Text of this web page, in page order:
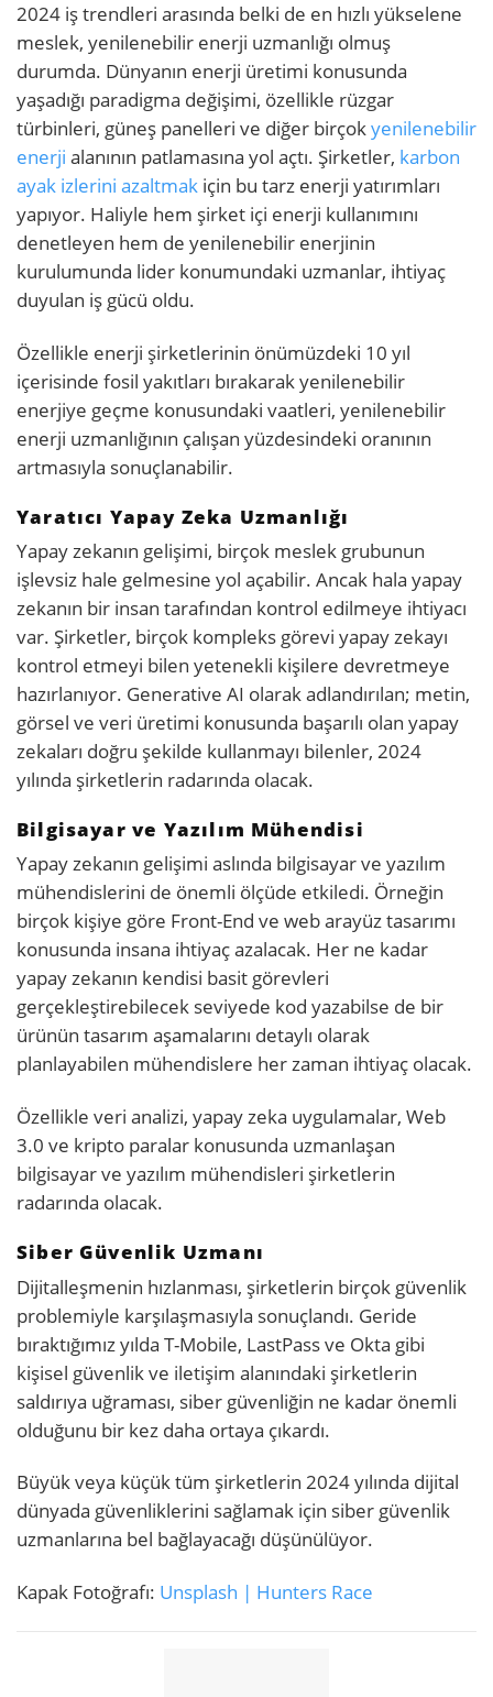
2024 iş trendleri arasında belki de en hızlı yükselene
meslek, yenilenebilir enerji uzmanlığı olmuş
durumda. Dünyanın enerji üretimi konusunda
yaşadığı paradigma değişimi, özellikle rüzgar
türbinleri, güneş panelleri ve diğer birçokyenilenebilir
enerji alanının patlamasına yol açtı. Şirketler, karbon
ayak izlerini azaltmak için bu tarz enerji yatırımları
yapıyor. Haliyle hem şirket içi enerji kullanımını
denetleyen hem de yenilenebilir enerjinin
kurulumunda lider konumundaki uzmanlar, ihtiyaç
duyulan iş gücü oldu.
Özellikle enerji şirketlerinin önümüzdeki 10 yıl
içerisinde fosil yakıtları bırakarak yenilenebilir
enerjiye geçme konusundaki vaatleri, yenilenebilir
enerji uzmanlığının çalışan yüzdesindeki oranının
artmasıyla sonuçlanabilir.
Yaratıcı Yapay Zeka Uzmanlığı
Yapay zekanın gelişimi, birçok meslek grubunun
işlevsiz hale gelmesine yol açabilir. Ancak hala yapay
zekanın bir insan tarafından kontrol edilmeye ihtiyacı
var. Şirketler, birçok kompleks görevi yapay zekayı
kontrol etmeyi bilen yetenekli kişilere devretmeye
hazırlanıyor. Generative AI olarak adlandırılan; metin,
görsel ve veri üretimi konusunda başarılı olan yapay
zekaları doğru şekilde kullanmayı bilenler, 2024
yılında şirketlerin radarında olacak.
Bilgisayar ve Yazılım Mühendisi
Yapay zekanın gelişimi aslında bilgisayar ve yazılım
mühendislerini de önemli ölçüde etkiledi. Örneğin
birçok kişiye göre Front-End ve web arayüz tasarımı
konusunda insana ihtiyaç azalacak. Her ne kadar
yapay zekanın kendisi basit görevleri
gerçekleştirebilecek seviyede kod yazabilse de bir
ürünün tasarım aşamalarını detaylı olarak
planlayabilen mühendislere her zaman ihtiyaç olacak.
Özellikle veri analizi, yapay zeka uygulamalar, Web
3.0 ve kripto paralar konusunda uzmanlaşan
bilgisayar ve yazılım mühendisleri şirketlerin
radarında olacak.
Siber Güvenlik Uzmanı
Dijitalleşmenin hızlanması, şirketlerin birçok güvenlik
problemiyle karşılaşmasıyla sonuçlandı. Geride
bıraktığımız yılda T-Mobile, LastPass ve Okta gibi
kişisel güvenlik ve iletişim alanındaki şirketlerin
saldırıya uğraması, siber güvenliğin ne kadar önemli
olduğunu bir kez daha ortaya çıkardı.
Büyük veya küçük tüm şirketlerin 2024 yılında dijital
dünyada güvenliklerini sağlamak için siber güvenlik
uzmanlarına bel bağlayacağı düşünülüyor.
Kapak Fotoğrafı: Unsplash | Hunters Race